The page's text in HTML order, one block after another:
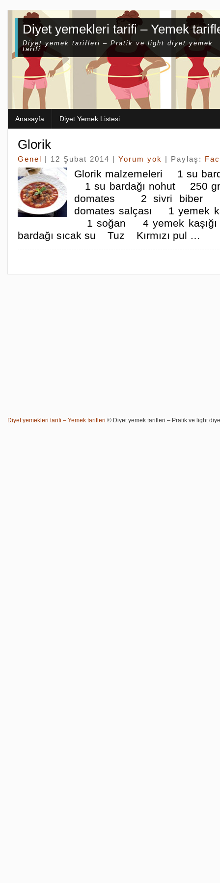
Diyet yemekleri tarifi – Yemek
Diyet yemek tarifleri – Pratik ve light diyet yemek
tarifi
Anasayfa Diyet Yemek Listesi
Glorik
Genel | 12 Şubat 2014 | Yorum yok | Paylaş:
Glorik malzemeleri 1 su
1 su bardağı nohut 250
domates 2 sivri biber 1
domates salçası 1 yemek
1 soğan 4 yemek
bardağı sıcak su Tuz Kırmızı pul …
Diyet yemekleri tarifi – Yemek tarifleri © Diyet yemek tarifleri – Pratik ve light